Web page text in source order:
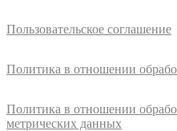
Пользовательское соглашение
Политика в отношении
Политика в отношении
метрических данных